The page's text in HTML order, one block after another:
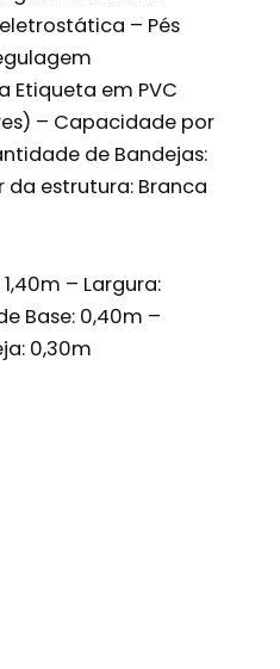
– Pés
Etiqueta em PVC
– Capacidade por
de Bandejas:
estrutura: Branca
– Largura:
Base: 0,40m –
0,30m